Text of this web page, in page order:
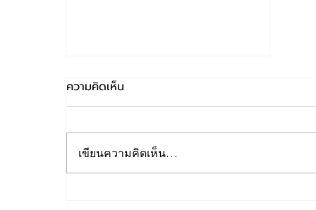
ความคิดเห็น
เขียนความคิดเห็น…